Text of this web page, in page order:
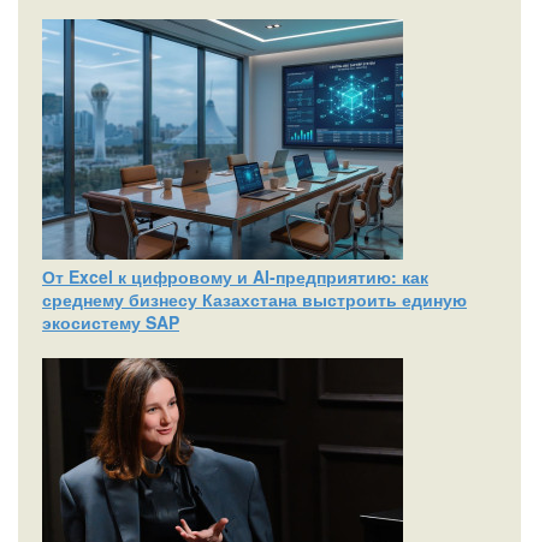
От Excel к цифровому и AI‑предприятию: как
среднему бизнесу Казахстана выстроить единую
экосистему SAP